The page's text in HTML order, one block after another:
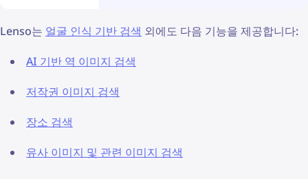
Lenso는 얼굴 인식 기반 검색 외에도 다음 기능을 제공합니다:
AI 기반 역 이미지 검색
저작권 이미지 검색
장소 검색
유사 이미지 및 관련 이미지 검색